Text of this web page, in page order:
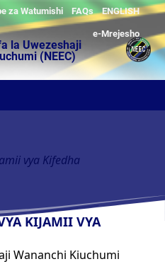
ENGLISH
FAQs
za Watumishi
e-Mrejesho
la Uwezeshaji
(NEEC)
vya Kifedha
KIJAMII VYA
Wananchi Kiuchumi